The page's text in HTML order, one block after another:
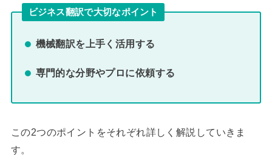
ビジネス翻訳で大切なポイント
機械翻訳を上手く活用する
専門的な分野やプロに依頼する
この2つのポイントをそれぞれ詳しく解説していきま
す。